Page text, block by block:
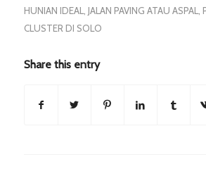
HUNIAN IDEAL
JALAN PAVING ATAU ASPAL
CLUSTER DI SOLO
Share this entry